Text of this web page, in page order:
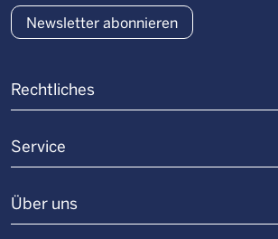
Rechtliches
Service
Über uns
Newsletter abonnieren